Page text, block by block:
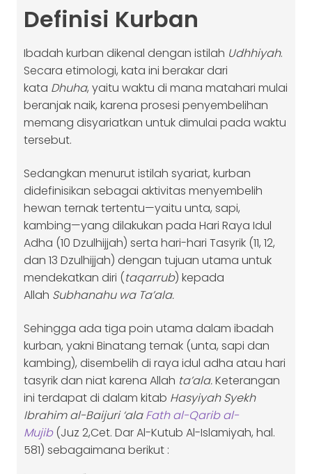
Definisi Kurban
Ibadah kurban dikenal dengan istilah Udhhiyah.
Secara etimologi, kata ini berakar dari
kata Dhuha, yaitu waktu di mana matahari mulai
beranjak naik, karena prosesi penyembelihan
memang disyariatkan untuk dimulai pada waktu
tersebut.
Sedangkan menurut istilah syariat, kurban
didefinisikan sebagai aktivitas menyembelih
hewan ternak tertentu—yaitu unta, sapi,
kambing—yang dilakukan pada Hari Raya Idul
Adha (10 Dzulhijjah) serta hari-hari Tasyrik (11, 12,
dan 13 Dzulhijjah) dengan tujuan utama untuk
mendekatkan diri (taqarrub) kepada
Allah Subhanahu wa Ta’ala.
Sehingga ada tiga poin utama dalam ibadah
kurban, yakni Binatang ternak (unta, sapi dan
kambing), disembelih di raya idul adha atau hari
tasyrik dan niat karena Allah ta’ala.Keterangan
ini terdapat di dalam kitab Hasyiyah Syekh
Ibrahim al-Baijuri ‘alaFath al-Qarib al-
Mujib (Juz 2,Cet. Dar Al-Kutub Al-Islamiyah, hal.
581) sebagaimana berikut :